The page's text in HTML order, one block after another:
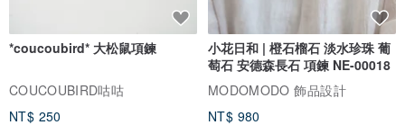
＊關於過多舊衣造成的環保問題報導：你丟進舊衣回收箱的舊衣真的
＊不只如此, 還有為了種植大量棉花造成土地農藥污染及衣物染劑的化
*coucoubird* 大松鼠項鍊
COUCOUBIRD咕咕
NT$ 250
小花日和 | 橙石榴石 淡水珍珠 葡
萄石 安德森長石 項鍊 NE-00018
MODOMODO 飾品設計
NT$ 980